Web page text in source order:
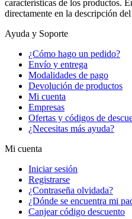
características de los productos.
directamente en la descripción
Ayuda y Soporte
¿Cómo hago un pedido?
Envío y entrega
Modalidades de pago
Devolución de productos
Mi cuenta
Empresas
Ofertas y códigos de
¿Necesitas más ayuda?
Mi cuenta
Iniciar sesión
Registrarse
¿Contraseña olvidada?
¿Dónde se encuentra mi
Canjear código descuento